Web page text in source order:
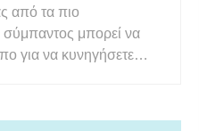
από τα πιο
σύμπαντος μπορεί να
για να κυνηγήσετε
μαγνητικό πεδίο του